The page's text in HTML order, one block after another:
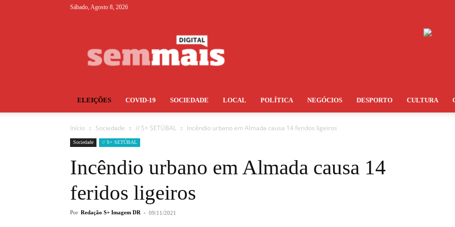
Sábado, Agosto 8, 2026
ELEIÇÕES COVID-19 SOCIEDADE LOCAL POLÍTICA NEGÓCIOS DESPORTO CULTURA
Início Sociedade // S+ SETÚBAL Incêndio urbano em Almada causa 14 feridos ligeiros
Sociedade // S+ SETÚBAL
Incêndio urbano em Almada causa 14
feridos ligeiros
Por Redação S+ Imagem DR - 09/11/2021